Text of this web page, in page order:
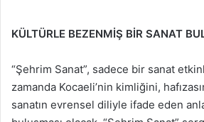
KÜLTÜRLE BEZENMİŞ BİR SANAT
“Şehrim Sanat”, sadece bir sanat
zamanda Kocaeli’nin kimliğini,
sanatın evrensel diliyle ifade eden